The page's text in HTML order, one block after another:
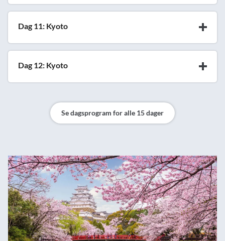
Dag 11: Kyoto
Dag 12: Kyoto
Se dagsprogram for alle 15 dager